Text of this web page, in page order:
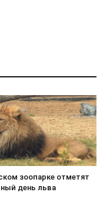
зоопарке отметят
день льва